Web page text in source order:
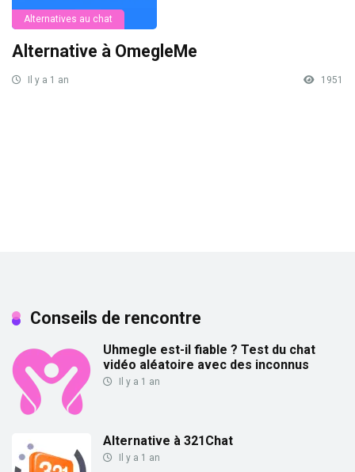
Alternatives au chat
Alternative à OmegleMe
Il y a 1 an 1951
Conseils de rencontre
Uhmegle est-il fiable ? Test du chat
vidéo aléatoire avec des inconnus
Il y a 1 an
Alternative à 321Chat
Il y a 1 an